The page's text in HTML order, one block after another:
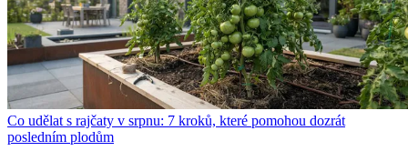
Co udělat s rajčaty v srpnu: 7 kroků, které pomohou dozrát
posledním plodům